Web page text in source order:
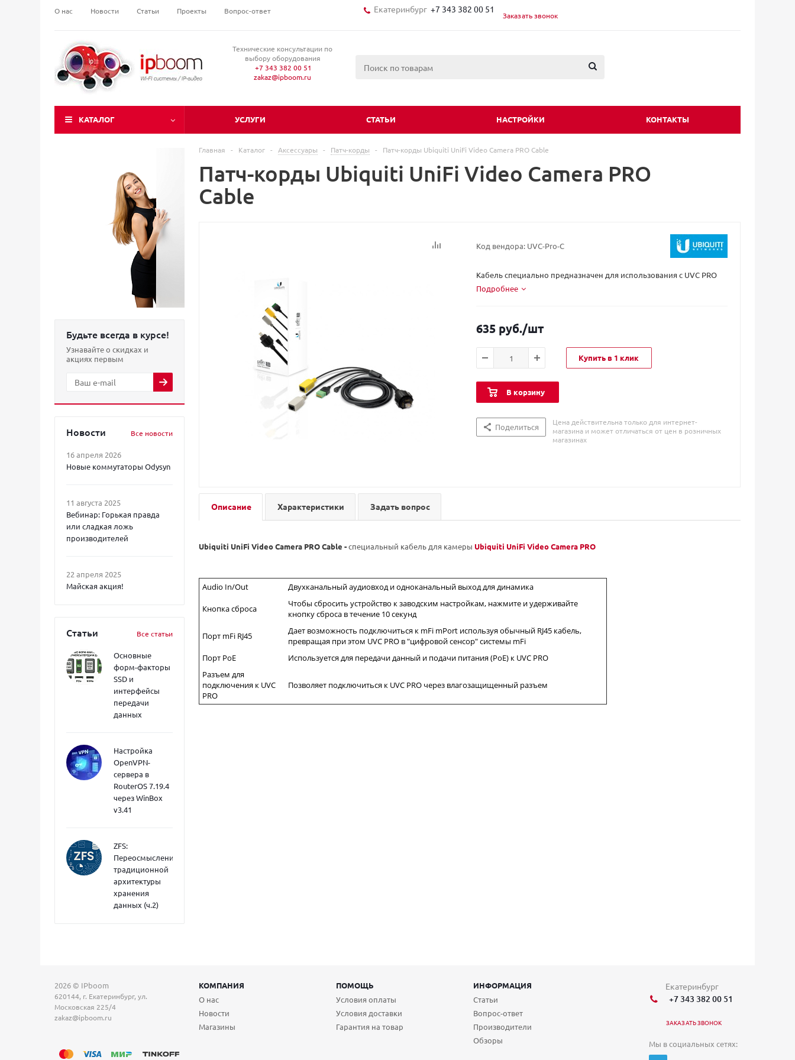
О нас Новости Статьи Проекты Вопрос-ответ Екатеринбург +7 343 382 00 51
Заказать звонок
Технические консультации по
выбору оборудования
+7 343 382 00 51
zakaz@ipboom.ru
КАТАЛОГ УСЛУГИ СТАТЬИ НАСТРОЙКИ КОНТАКТЫ
Будьте всегда в курсе!
Узнавайте о скидках и
акциях первым
Новости Все новости
16 апреля 2026
Новые коммутаторы Odysyn
11 августа 2025
Вебинар: Горькая правда
или сладкая ложь
производителей
22 апреля 2025
Майская акция!
Статьи Все статьи
Основные
форм-факторы
SSD и
интерфейсы
передачи
данных
Настройка
OpenVPN-
сервера в
RouterOS 7.19.4
через WinBox
v3.41
ZFS:
Переосмысление
традиционной
архитектуры
хранения
данных (ч.2)
Главная - Каталог - Аксессуары - Патч-корды - Патч-корды Ubiquiti UniFi Video Camera PRO Cable
Патч-корды Ubiquiti UniFi Video Camera PRO
Cable
Код вендора: UVC-Pro-C
Кабель специально предназначен для использования с UVC PRO
Подробнее
635 руб./шт
В корзину
Купить в 1 клик
Поделиться
Цена действительна только для интернет-
магазина и может отличаться от цен в розничных
магазинах
Описание Характеристики Задать вопрос
Ubiquiti UniFi Video Camera PRO Cable -специальный кабель для камеры Ubiquiti UniFi Video Camera PRO
Audio In/Out Двухканальный аудиовход и одноканальный выход для динамика
Кнопка сброса
Чтобы сбросить устройство к заводским настройкам, нажмите и удерживайте
кнопку сброса в течение 10 секунд
Порт mFi RJ45
Дает возможность подключиться к mFi mPort используя обычный RJ45 кабель,
превращая при этом UVC PRO в "цифровой сенсор" системы mFi
Порт PoE
Используется для передачи данный и подачи питания (PoE) к UVC PRO
Разъем для
подключения к UVC
PRO
Позволяет подключиться к UVC PRO через влагозащищенный разъем
2026 © IPboom
620144, г. Екатеринбург, ул.
Московская 225/4
zakaz@ipboom.ru
КОМПАНИЯ ПОМОЩЬ
ИНФОРМАЦИЯ
О нас
Новости
Магазины
Условия оплаты
Условия доставки
Гарантия на товар
Статьи
Вопрос-ответ
Производители
Обзоры
Екатеринбург
+7 343 382 00 51
ЗАКАЗАТЬ ЗВОНОК
Мы в социальных сетях: